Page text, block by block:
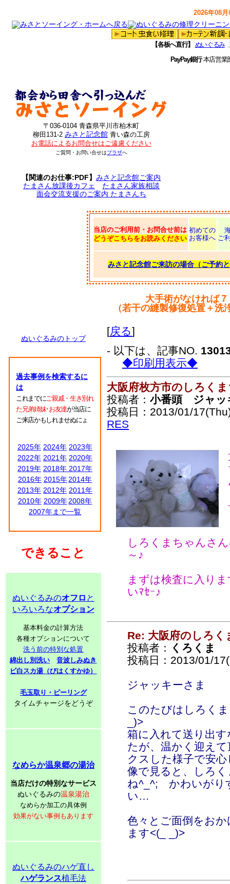
2026年08
【各板へ直行】 ぬいぐるみ
PayPay銀行本店営
〒036-0104 青森県平川市柏木町
柳田131-2 みさと記念館 青い森の工房
お電話によるお問合せはご遠慮ください
ご質問・お問い合せはプラザへ
【関連のお仕事:PDF】みさと記念館ご案内
たまさん放課後カフェ
たまさん家族相談
面会交流支援のご案内 たまさんち
当店のご利用前・お問合せ前は
どうぞこちらをお読みください
初めての
お客様へ ご
みさと記念館ご来訪の場合（ご予約
大手術がなければ
（若干の縫製修復処置＋
ぬいぐるみのトップ
過去事例を検索するに
は
これまでにご親戚・生き別れ
た兄弟姉妹･お友達が当店に
ご来店かもしれませぬにょ
2025年 2024年 2023年
2022年 2021年 2020年
2019年 2018年 2017年
2016年 2015年 2014年
2013年 2012年 2011年
2010年 2009年 2008年
2007年まで一覧
できること
ぬいぐるみのオフロ と
いろいろなオプション
基本料金の計算方法
各種オプションについて
洗う前の特別な処置
綿出し別洗い
音波しみぬき
ビ白スカ湯（びはくすかゆ）
毛玉取り・ピーリング
タイムチャージをどうぞ
なめらか温泉郷の湯治
当店だけの特別なサービス
ぬいぐるみの温泉湯治
なめらか加工の具体例
効果がない事例もあります
ぬいぐるみのハゲ直し
ハゲランス植毛法
[戻る]
- 以下は、記事NO.
◆印刷用表示◆
大阪府枚方市のしろく
投稿者： 小番頭 ジャッ
投稿日：2013/01/
RES
しろくまちゃんさ
～♪
まずは検査に入り
いﾏｾｰ♪
Re: 大阪府のしろ
投稿者：
くろくま
投稿日：2013/01/
ジャッキーさま
このたびはしろく
_)>
箱に入れて送り出
たが、温かく迎え
クスした様子で安
像で見ると、しろ
ね^_^; かわいがり
い…
色々とご面倒をお
ます<(_ _)>